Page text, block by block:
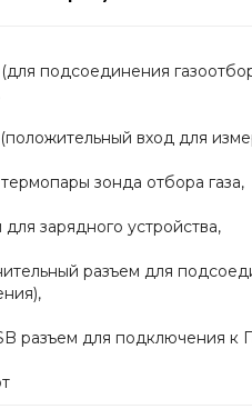
подсоединения
вход для
зонда отбора газа,
зарядного устройства,
разъем для
разъем для подключения к